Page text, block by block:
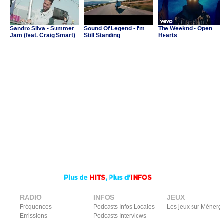
Sandro Silva - Summer
Jam (feat. Craig Smart)
Sound Of Legend - I'm
Still Standing
The Weeknd - Open
Hearts
RADIO
Fréquences
Emissions
INFOS
Podcasts Infos Locales
Podcasts Interviews
JEUX
Les jeux sur